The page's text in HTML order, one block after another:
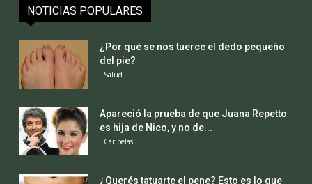
NOTICIAS POPULARES
¿Por qué se nos tuerce el dedo pequeño
del pie?
Salud
Apareció la prueba de que Juana Repetto
es hija de Nico, y no de...
Caripelas
¿Querés tatuarte el pene? Esto es lo que